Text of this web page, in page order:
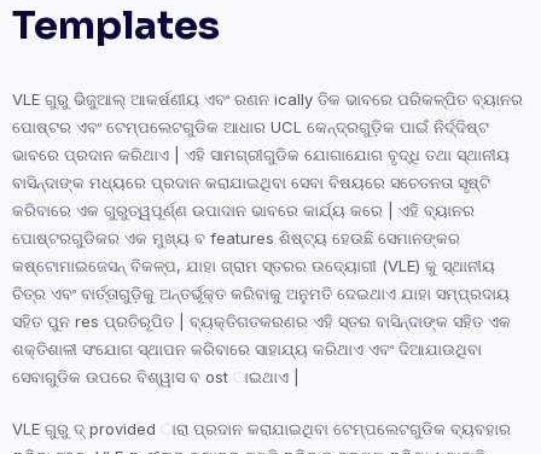
Templates
VLE ଗୁରୁ ଭିଜୁଆଲ୍ ଆକର୍ଷଣୀୟ ଏବଂ ରଣନ ically ତିକ ଭାବରେ ପରିକଳ୍ପିତ ବ୍ୟାନର
ପୋଷ୍ଟର ଏବଂ ଟେମ୍ପଲେଟଗୁଡିକ ଆଧାର UCL କେନ୍ଦ୍ରଗୁଡ଼ିକ ପାଇଁ ନିର୍ଦ୍ଦିଷ୍ଟ
ଭାବରେ ପ୍ରଦାନ କରିଥାଏ | ଏହି ସାମଗ୍ରୀଗୁଡିକ ଯୋଗାଯୋଗ ବୃଦ୍ଧି ତଥା ସ୍ଥାନୀୟ
ବାସିନ୍ଦାଙ୍କ ମଧ୍ୟରେ ପ୍ରଦାନ କରାଯାଇଥିବା ସେବା ବିଷୟରେ ସଚେତନତା ସୃଷ୍ଟି
କରିବାରେ ଏକ ଗୁରୁତ୍ୱପୂର୍ଣ୍ଣ ଉପାଦାନ ଭାବରେ କାର୍ଯ୍ୟ କରେ | ଏହି ବ୍ୟାନର
ପୋଷ୍ଟରଗୁଡିକର ଏକ ମୁଖ୍ୟ ବ features ଶିଷ୍ଟ୍ୟ ହେଉଛି ସେମାନଙ୍କର
କଷ୍ଟୋମାଇଜେସନ୍ ବିକଳ୍ପ, ଯାହା ଗ୍ରାମ ସ୍ତରର ଉଦ୍ୟୋଗୀ (VLE) କୁ ସ୍ଥାନୀୟ
ଚିତ୍ର ଏବଂ ବାର୍ତ୍ତାଗୁଡ଼ିକୁ ଅନ୍ତର୍ଭୂକ୍ତ କରିବାକୁ ଅନୁମତି ଦେଇଥାଏ ଯାହା ସମ୍ପ୍ରଦାୟ
ସହିତ ପୁନ res ପ୍ରତିରୂପିତ | ବ୍ୟକ୍ତିଗତକରଣର ଏହି ସ୍ତର ବାସିନ୍ଦାଙ୍କ ସହିତ ଏକ
ଶକ୍ତିଶାଳୀ ସଂଯୋଗ ସ୍ଥାପନ କରିବାରେ ସାହାଯ୍ୟ କରିଥାଏ ଏବଂ ଦିଆଯାଉଥିବା
ସେବାଗୁଡିକ ଉପରେ ବିଶ୍ୱାସ ବ ost ାଇଥାଏ |
VLE ଗୁରୁ ଦ୍ provided ାରା ପ୍ରଦାନ କରାଯାଇଥିବା ଟେମ୍ପଲେଟଗୁଡିକ ବ୍ୟବହାର